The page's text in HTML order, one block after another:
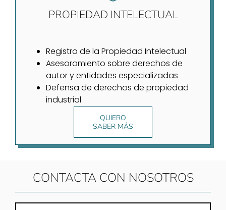
PROPIEDAD INTELECTUAL
Registro de la Propiedad Intelectual
Asesoramiento sobre derechos de
autor y entidades especializadas
Defensa de derechos de propiedad
industrial
QUIERO
SABER MÁS
CONTACTA CON NOSOTROS